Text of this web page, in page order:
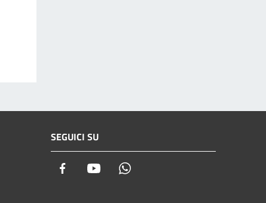
SEGUICI SU
Facebook Youtube